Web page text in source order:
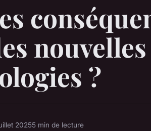
nouvelles
?
20255 min de lecture